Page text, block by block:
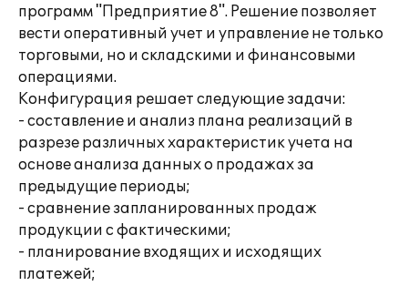
программ "Предприятие 8". Решение позволяет
вести оперативный учет и управление не только
торговыми, но и складскими и финансовыми
операциями.
Конфигурация решает следующие задачи:
- составление и анализ плана реализаций в
разрезе различных характеристик учета на
основе анализа данных о продажах за
предыдущие периоды;
- сравнение запланированных продаж
продукции с фактическими;
- планирование входящих и исходящих
платежей;